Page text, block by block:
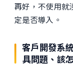
再好，不使用就
定是否導入。
客戶開發系
具問題、該